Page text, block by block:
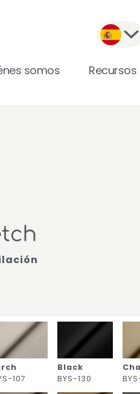
somos Recursos
107
Black
BYS-130